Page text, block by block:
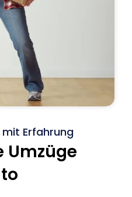
Erfahrung
Umzüge